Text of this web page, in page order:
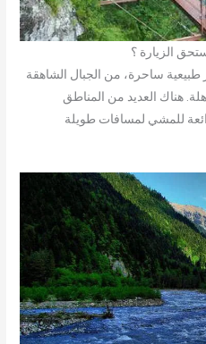
الزيارة ؟
طبيعية ساحرة، من الجبال الشاهقة
هناك العديد من المناطق
للمشي لمسافات طويلة